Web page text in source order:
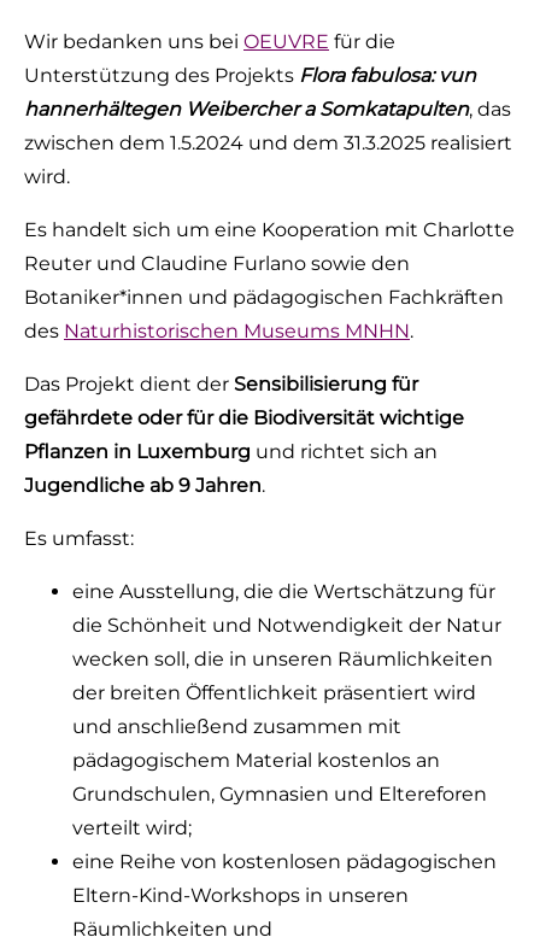
Wir bedanken uns bei OEUVRE für die
Unterstützung des Projekts Flora fabulosa: vun
hannerhältegen Weibercher a Somkatapulten, das
zwischen dem 1.5.2024 und dem 31.3.2025 realisiert
wird.
Es handelt sich um eine Kooperation mit Charlotte
Reuter und Claudine Furlano sowie den
Botaniker*innen und pädagogischen Fachkräften
des Naturhistorischen Museums MNHN.
Das Projekt dient der Sensibilisierung für
gefährdete oder für die Biodiversität wichtige
Pflanzen in Luxemburg und richtet sich an
Jugendliche ab 9 Jahren.
Es umfasst:
eine Ausstellung, die die Wertschätzung für
die Schönheit und Notwendigkeit der Natur
wecken soll, die in unseren Räumlichkeiten
der breiten Öffentlichkeit präsentiert wird
und anschließend zusammen mit
pädagogischem Material kostenlos an
Grundschulen, Gymnasien und Eltereforen
verteilt wird;
eine Reihe von kostenlosen pädagogischen
Eltern-Kind-Workshops in unseren
Räumlichkeiten und